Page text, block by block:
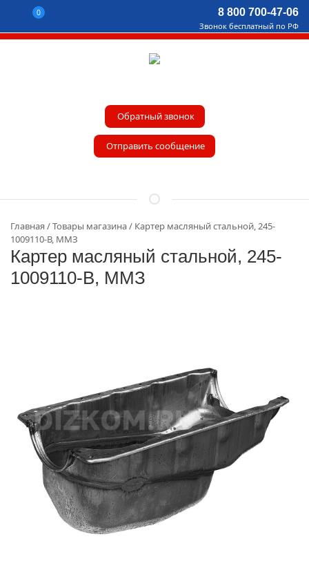
0 8 800 700-47-06
Звонок бесплатный по РФ
Обратный звонок
Отправить сообщение
Главная Товары магазина
Картер масляный стальной, 245-
1009110-В, ММЗ
Картер масляный стальной, 245-
1009110-В, ММЗ